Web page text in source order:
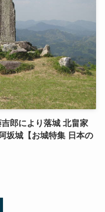
郎により落城 北畠家
坂城【お城特集 日本の